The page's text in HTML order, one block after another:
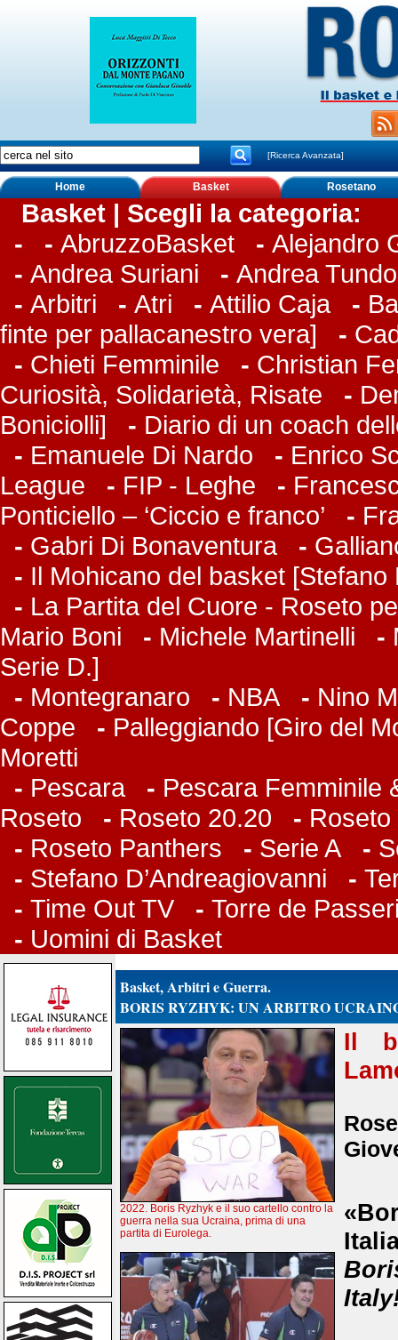
[Ricerca Avanzata]
Home Basket Rosetano
Basket | Scegli la categoria:
-
- AbruzzoBasket - Alejandro
- Andrea Suriani - Andrea Tundo
- Arbitri - Atri - Attilio Caja-
finte per pallacanestro vera] -
- Chieti Femminile - Christian
Curiosità, Solidarietà, Risate -
Boniciolli] - Diario di un coach
- Emanuele Di Nardo - Enrico
League - FIP - Leghe -
Ponticiello – ‘Ciccio e franco’ -
- Gabri Di Bonaventura-
- Il Mohicano del basket [Stefano
- La Partita del Cuore - Roseto
Mario Boni - Michele Martinelli -
Serie D.]
- Montegranaro - NBA - Nino
Coppe - Palleggiando [Giro del
Moretti
- Pescara- Pescara Femminile
Roseto - Roseto 20.20 -
- Roseto Panthers - Serie A -
- Stefano D’Andreagiovanni -
- Time Out TV - Torre de
- Uomini di Basket
Basket, Arbitri e Guerra.
BORIS RYZHYK: UN ARBITRO
2022. Boris Ryzhyk e il suo cartello contro la
guerra nella sua Ucraina, prima di una
partita di Eurolega.
Il